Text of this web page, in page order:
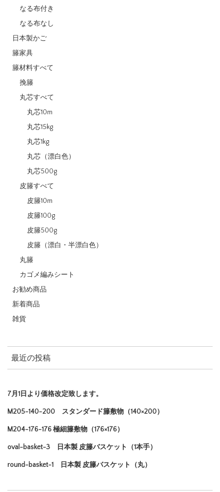
なる布付き
なる布なし
日本製かご
籐家具
籐材料すべて
挽籐
丸芯すべて
丸芯10m
丸芯15kg
丸芯1kg
丸芯（漂白色）
丸芯500g
皮籐すべて
皮籐10m
皮籐100g
皮籐500g
皮籐（漂白・半漂白色）
丸籐
カゴメ編みシート
お勧め商品
新着商品
雑貨
最近の投稿
7月1日より価格改定致します。
M205-140-200 スタンダード籐敷物（140×200）
M204-176-176 極細籐敷物（176×176）
oval-basket-3 日本製 皮籐バスケット（1本手）
round-basket-1 日本製 皮籐バスケット（丸）